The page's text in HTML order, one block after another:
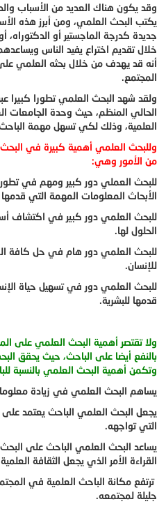
وقد يكون هناك العديد من الأسباب
يكتب البحث العلمي، ومن أبرز هذه
جديدة كدرجة الماجستير أو الدكتوراه،
خلال تقديم اختراع يفيد الناس
أنه قد يهدف من خلال بحثه العلمي
المجتمع.
ولقد شهد البحث العلمي تطورا كبيرا
الحالي المنظم، حيث وحدة الجامعات
العلمية، وذلك لكي تسهل مهمة
وللبحث العلمي أهمية كبيرة في
من الأمور وهي:
للبحث العملي دور كبير ومهم في
الأبحاث المعلومات المهمة التي قدمها
للبحث العلمي دور كبير في اكتشاف
الحلول لها.
للبحث العلمي دور هام في حل كافة
للإنسان.
للبحث العلمي دور في تسهيل حياة
قدمها للبشرية.
ولا تقتصر أهمية البحث العلمي على
بالنفع أيضا على الباحث، حيث يحقق
وتكمن أهمية البحث العلمي بالنسبة
يساهم البحث العلمي في زيادة
يجعل البحث العلمي الباحث يعتمد
التي تواجهه.
يساعد البحث العلمي الباحث على البحث
القراءة الأمر الذي يجعل الثقافة
ترتفع مكانة الباحث العلمية في
جليلة لمجتمعه.